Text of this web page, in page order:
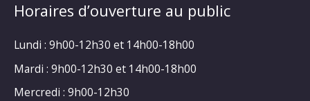
Horaires d’ouverture au public
Lundi : 9h00-12h30 et 14h00-18h00
Mardi : 9h00-12h30 et 14h00-18h00
Mercredi : 9h00-12h30